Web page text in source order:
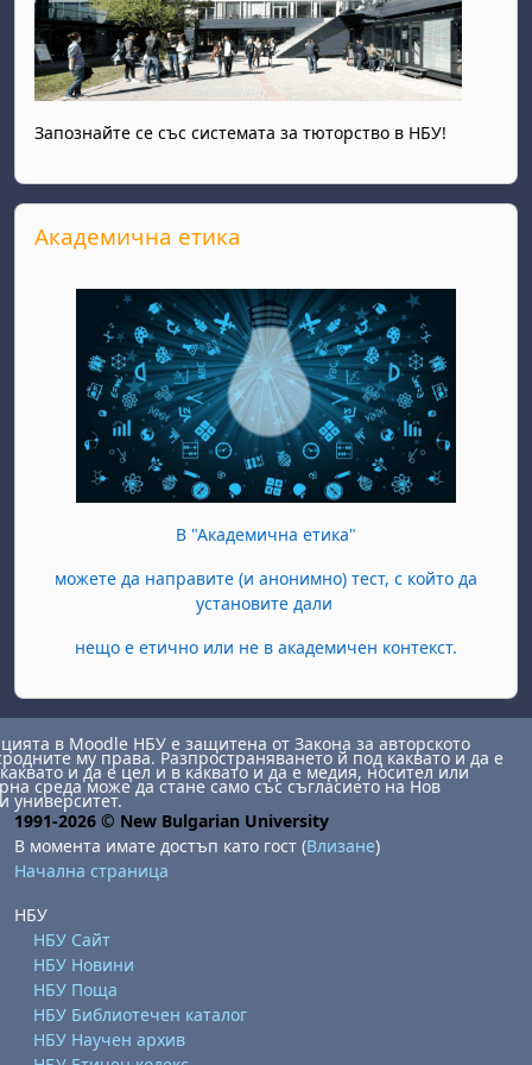
Запознайте се със системата за тюторство в НБУ!
Прескочи Академична етика
Академична етика
В "Академична етика"
можете да направите (и анонимно) тест, с който да
установите дали
нещо е етично или не в академичен контекст.
в Moodle НБУ е защитена от Закона за авторското
му права. Разпространяването й под каквато и да е
и да е цел и в каквато и да е медия, носител или
среда може да стане само със съгласието на Нов
университет.
1991-2026 © New Bulgarian University
В момента имате достъп като гост (Влизане)
Начална страница
НБУ
НБУ Сайт
НБУ Новини
НБУ Поща
НБУ Библиотечен каталог
НБУ Научен архив